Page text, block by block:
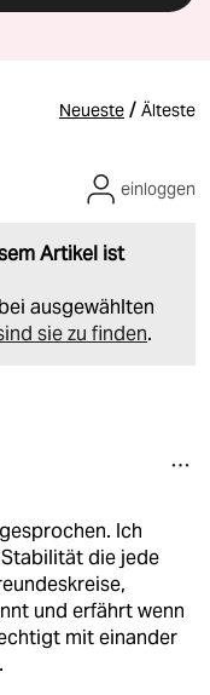
Neueste / Älteste
Artikel ist
ausgewählten
sie zu finden.
einloggen
Ich
die jede
und erfährt wenn
mit einander